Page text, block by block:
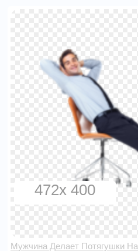
472x 400
Мужчина Делает Потягушки На